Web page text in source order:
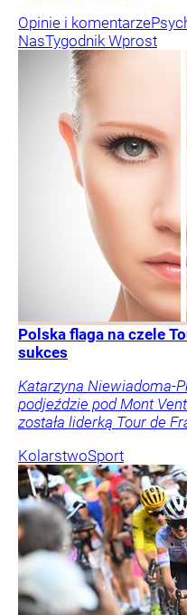
Opinie i komentarze
NasTygodnik Wprost
Polska flaga na czele
sukces
Katarzyna Niewiadoma-
podjeździe pod Mont
została liderką Tour de
KolarstwoSport